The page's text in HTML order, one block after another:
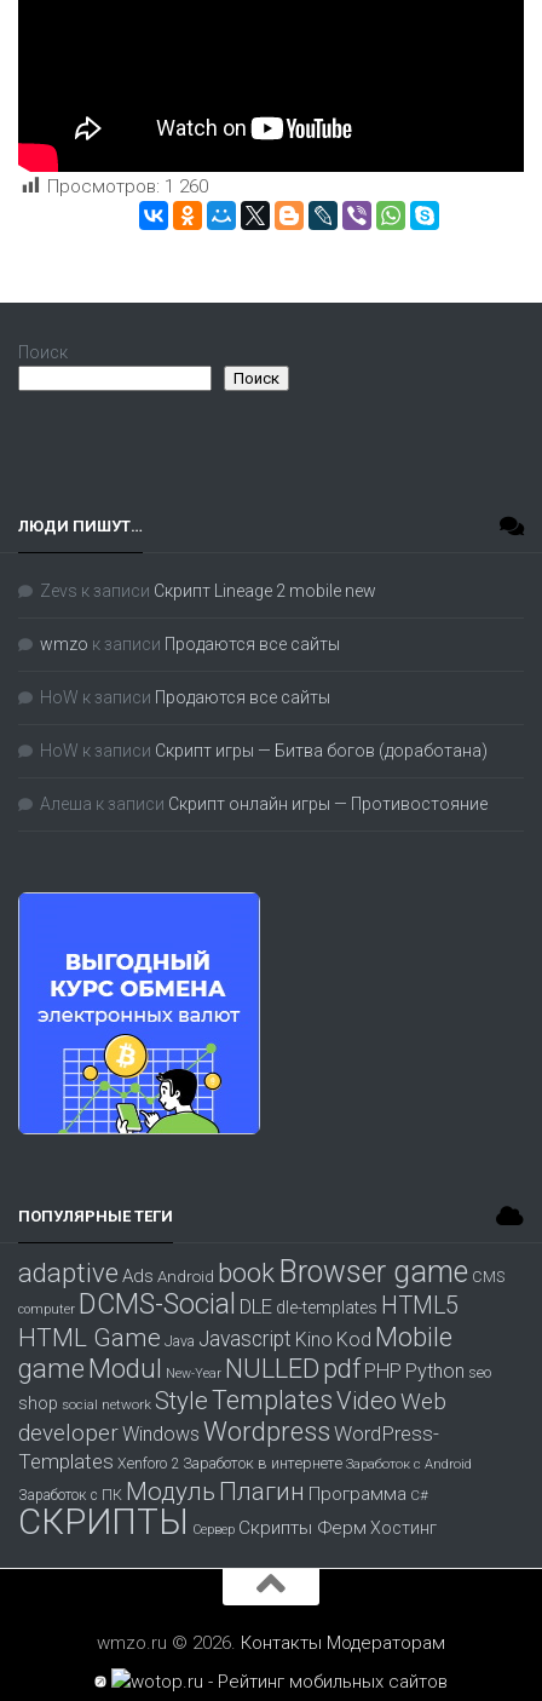
Просмотров: 1 260
Поиск
Поиск
ЛЮДИ ПИШУТ…
Zevs к записи Скрипт Lineage 2 mobile new
wmzo к записи Продаются все сайты
HoW к записи Продаются все сайты
HoW к записи Скрипт игры — Битва богов (доработана)
Алеша к записи Скрипт онлайн игры — Противостояние
ПОПУЛЯРНЫЕ ТЕГИ
adaptive Ads Android book Browser game CMS
computer DCMS-Social DLE dle-templates HTML5
HTML Game Java Javascript Kino Kod Mobile
gameModul New-Year NULLED pdf PHP Python seo
shop social network StyleTemplatesVideoWeb
developerWindows Wordpress WordPress-
Templates Xenforo 2 Заработок в интернете Заработок с Android
Заработок с ПК Модуль Плагин Программа С#
СКРИПТЫ Сервер Скрипты Ферм Хостинг
wmzo.ru © 2026. Контакты Модераторам